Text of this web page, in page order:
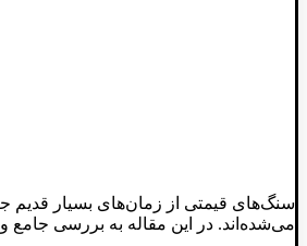
سنگ‌های قیمتی از زمان‌های بسیار قدیم
می‌شده‌اند. در این مقاله به بررسی جامع